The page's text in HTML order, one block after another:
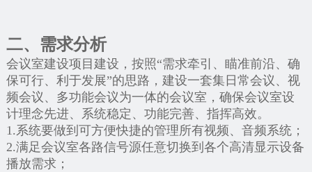
二、需求分析
会议室建设项目建设，按照“需求牵引、瞄准前沿、确
保可行、利于发展”的思路，建设一套集日常会议、视
频会议、多功能会议为一体的会议室，确保会议室设
计理念先进、系统稳定、功能完善、指挥高效。
1.系统要做到可方便快捷的管理所有视频、音频系统；
2.满足会议室各路信号源任意切换到各个高清显示设备
播放需求；